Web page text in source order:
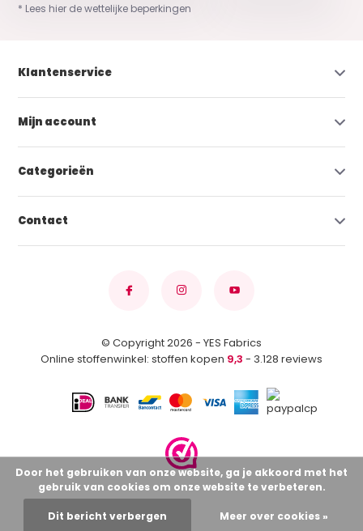
* Lees hier de wettelijke beperkingen
Klantenservice
Mijn account
Categorieën
Contact
© Copyright 2026 - YES Fabrics
Online stoffenwinkel: stoffen kopen 9,3 - 3.128 reviews
Door het gebruiken van onze website, ga je akkoord met het
gebruik van cookies om onze website te verbeteren.
Dit bericht verbergen Meer over cookies »